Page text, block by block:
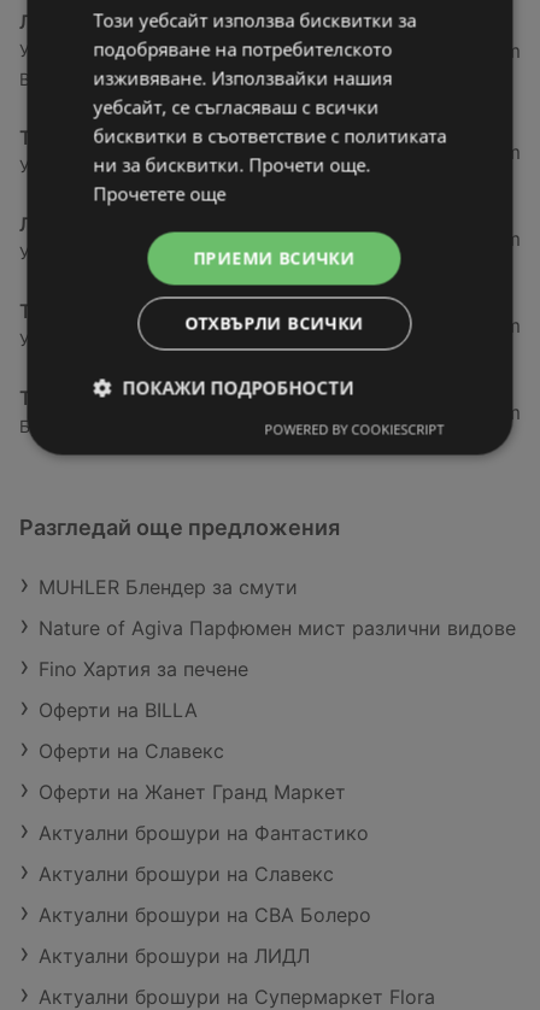
ЛИДЛ
Ул. „Академик Стефан Младенов“ № 20, 3700
Видин
27,78 km
T MARKET
Ул. Железничарска № 19, 3700 Видин
28,91 km
ЛИДЛ
Ул. Георги Димитров 41а, 3600 Лом
61,76 km
T MARKET
Упи Iii в кв. 97, ул. аспарух № 13, 3600 Лом
62,74 km
T MARKET
Бул. Ген. Арнолди 6, 3405 Монтана
97,2 km
Разгледай още предложения
MUHLER Блендер за смути
Nature of Agiva Парфюмен мист различни видове
Fino Хартия за печене
Оферти на BILLA
Оферти на Славекс
Оферти на Жанет Гранд Маркет
Актуални брошури на Фантастико
Актуални брошури на Славекс
Актуални брошури на CBA Болеро
Актуални брошури на ЛИДЛ
Актуални брошури на Супермаркет Flora
Този уебсайт използва бисквитки за
подобряване на потребителското
изживяване. Използвайки нашия
уебсайт, се съгласяваш с всички
бисквитки в съответствие с политиката
ни за бисквитки. Прочети още.
Прочетете още
ПРИЕМИ ВСИЧКИ
ОТХВЪРЛИ ВСИЧКИ
ПОКАЖИ ПОДРОБНОСТИ
POWERED BY COOKIESCRIPT